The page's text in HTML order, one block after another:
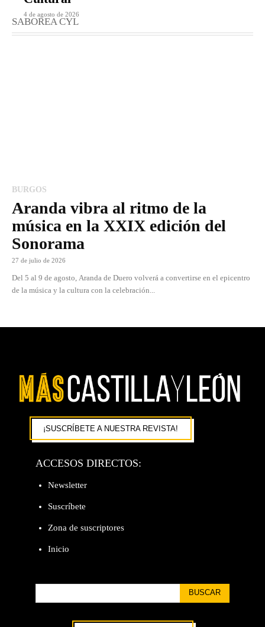
4 de agosto de 2026
SABOREA CYL
BURGOS
Aranda vibra al ritmo de la
música en la XXIX edición del
Sonorama
27 de julio de 2026
Del 5 al 9 de agosto, Aranda de Duero volverá a convertirse en el epicentro
de la música y la cultura con la celebración...
¡SUSCRÍBETE A NUESTRA REVISTA!
ACCESOS DIRECTOS:
Newsletter
Suscríbete
Zona de suscriptores
Inicio
BUSCAR